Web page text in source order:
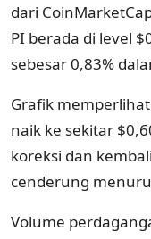
dari
PI berada di level
sebesar 0,83%
Grafik
naik ke sekitar
koreksi dan
cenderung
Volume